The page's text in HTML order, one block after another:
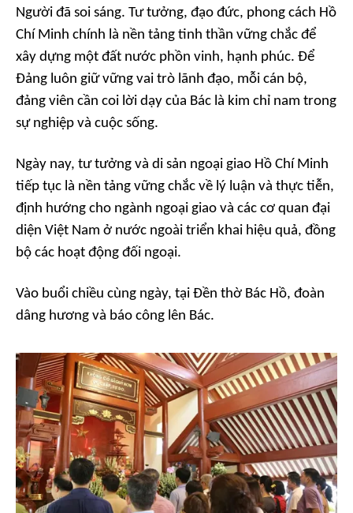
Người đã soi sáng. Tư tưởng, đạo đức, phong cách Hồ
Chí Minh chính là nền tảng tinh thần vững chắc để
xây dựng một đất nước phồn vinh, hạnh phúc. Để
Đảng luôn giữ vững vai trò lãnh đạo, mỗi cán bộ,
đảng viên cần coi lời dạy của Bác là kim chỉ nam trong
sự nghiệp và cuộc sống.
Ngày nay, tư tưởng và di sản ngoại giao Hồ Chí Minh
tiếp tục là nền tảng vững chắc về lý luận và thực tiễn,
định hướng cho ngành ngoại giao và các cơ quan đại
diện Việt Nam ở nước ngoài triển khai hiệu quả, đồng
bộ các hoạt động đối ngoại.
Vào buổi chiều cùng ngày, tại Đền thờ Bác Hồ, đoàn
dâng hương và báo công lên Bác.